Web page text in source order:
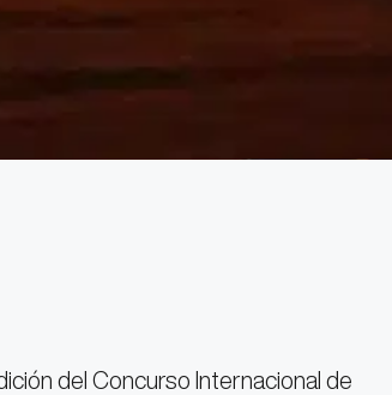
del Concurso Internacional de